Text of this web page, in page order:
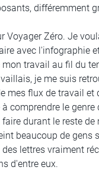
différemment
Voyager Zéro. Je
avec l'infographie
travail au fil du
je me suis
mes flux de travail et
comprendre le genre
durant le reste de
beaucoup de gens
lettres vraiment
d'entre eux.